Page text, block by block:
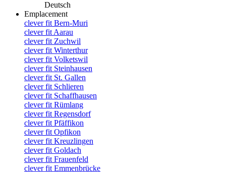
Deutsch
Emplacement
clever fit Bern-Muri
clever fit Aarau
clever fit Zuchwil
clever fit Winterthur
clever fit Volketswil
clever fit Steinhausen
clever fit St. Gallen
clever fit Schlieren
clever fit Schaffhausen
clever fit Rümlang
clever fit Regensdorf
clever fit Pfäffikon
clever fit Opfikon
clever fit Kreuzlingen
clever fit Goldach
clever fit Frauenfeld
clever fit Emmenbrücke